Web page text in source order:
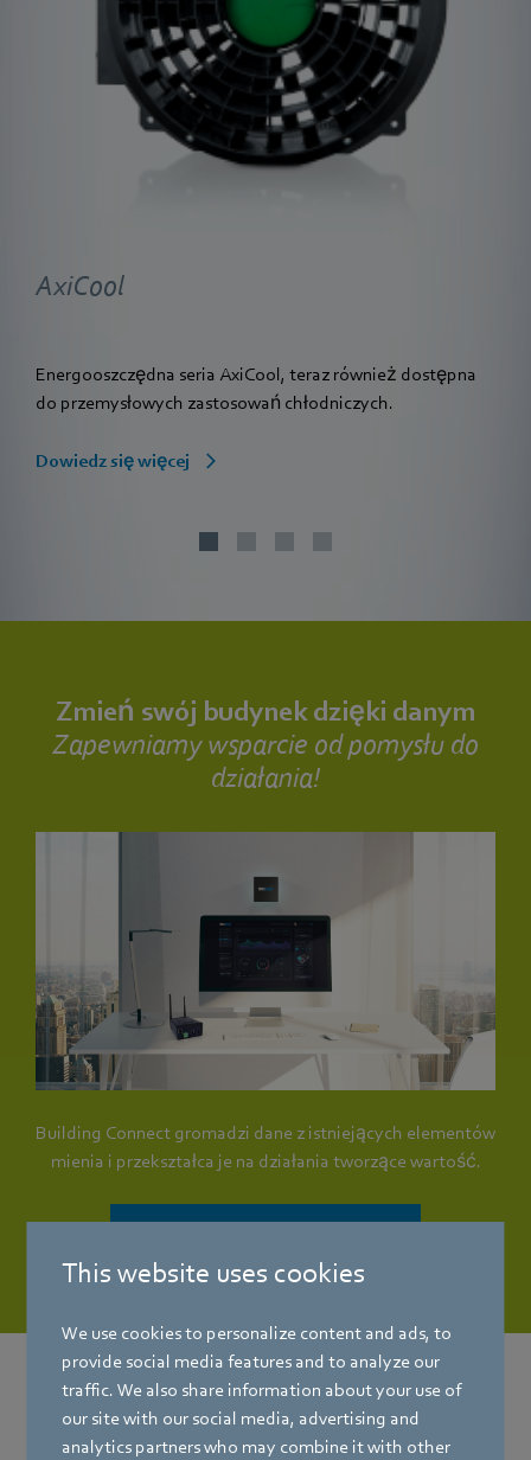
This website uses cookies
We use cookies to personalize content and ads, to
provide social media features and to analyze our
traffic. We also share information about your use of
our site with our social media, advertising and
analytics partners who may combine it with other
AxiCool
Energooszczędna seria AxiCool, teraz również dostępna
do przemysłowych zastosowań chłodniczych.
Dowiedz się więcej
Zmień swój budynek dzięki danym
Zapewniamy wsparcie od pomysłu do
działania!
Building Connect gromadzi dane z istniejących elementów
mienia i przekształca je na działania tworzące wartość.
Inne zastosowaniaw technologii
chłodniczej